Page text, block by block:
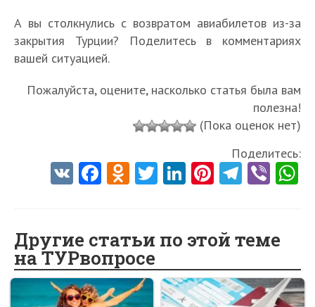
А вы столкнулись с возвратом авиабилетов из-за
закрытия Турции? Поделитесь в комментариях
вашей ситуацией.
Пожалуйста, оцените, насколько статья была вам
полезна!
(Пока оценок нет)
Поделитесь:
V Fa
o
o
k
O
o
kl
as
T
er
Li
dI
n
Pi
es
t
Te
a
m
Vi
Другие статьи по этой теме
на ТУРвопросе